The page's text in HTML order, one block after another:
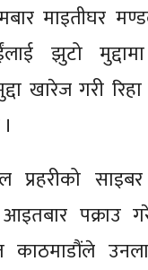
माइतीघर
झुटो
खारेज गरी रिहा
प्रहरीको
पक्राउ
काठमाडौंले